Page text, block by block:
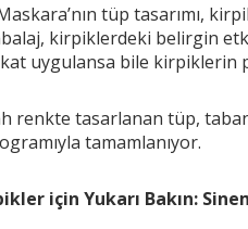
tüp tasarımı,
kirpiklerdeki belirgin
uygulansa bile kirpiklerin
renkte tasarlanan tüp,
tamamlanıyor.
için Yukarı Bakın: